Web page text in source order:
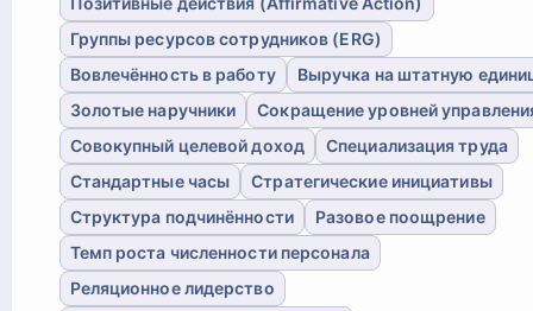
Группы ресурсов сотрудников (ERG)
Вовлечённость в работу
Выручка на штатную
Золотые наручники
Сокращение уровней
Совокупный целевой доход
Специализация труда
Стандартные часы
Стратегические инициативы
Структура подчинённости
Разовое поощрение
Темп роста численности персонала
Реляционное лидерство